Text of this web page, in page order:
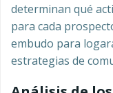
determinan qué
para cada
embudo para
estrategias de